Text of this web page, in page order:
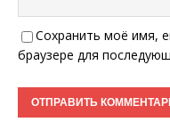
Сохранить моё имя,
браузере для